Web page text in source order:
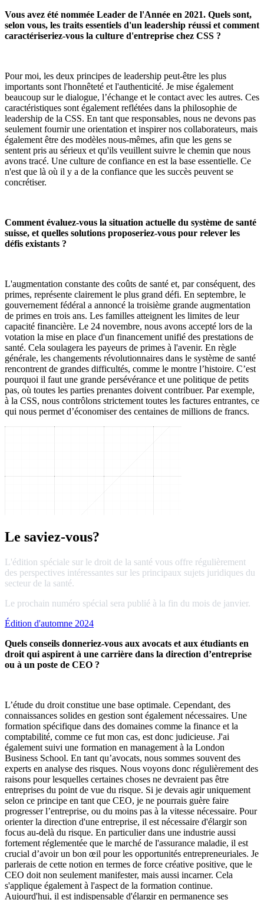
Vous avez été nommée Leader de l'Année en 2021. Quels sont,
selon vous, les traits essentiels d'un leadership réussi et comment
caractériseriez-vous la culture d'entreprise chez CSS ?
Pour moi, les deux principes de leadership peut-être les plus
importants sont l'honnêteté et l'authenticité. Je mise également
beaucoup sur le dialogue, l’échange et le contact avec les autres. Ces
caractéristiques sont également reflétées dans la philosophie de
leadership de la CSS. En tant que responsables, nous ne devons pas
seulement fournir une orientation et inspirer nos collaborateurs, mais
également être des modèles nous-mêmes, afin que les gens se
sentent pris au sérieux et qu'ils veuillent suivre le chemin que nous
avons tracé. Une culture de confiance en est la base essentielle. Ce
n'est que là où il y a de la confiance que les succès peuvent se
concrétiser.
Comment évaluez-vous la situation actuelle du système de santé
suisse, et quelles solutions proposeriez-vous pour relever les
défis existants ?
L'augmentation constante des coûts de santé et, par conséquent, des
primes, représente clairement le plus grand défi. En septembre, le
gouvernement fédéral a annoncé la troisième grande augmentation
de primes en trois ans. Les familles atteignent les limites de leur
capacité financière. Le 24 novembre, nous avons accepté lors de la
votation la mise en place d'un financement unifié des prestations de
santé. Cela soulagera les payeurs de primes à l'avenir. En règle
générale, les changements révolutionnaires dans le système de santé
rencontrent de grandes difficultés, comme le montre l’histoire. C’est
pourquoi il faut une grande persévérance et une politique de petits
pas, où toutes les parties prenantes doivent contribuer. Par exemple,
à la CSS, nous contrôlons strictement toutes les factures entrantes, ce
qui nous permet d’économiser des centaines de millions de francs.
Le saviez-vous?
L'édition spéciale sur le droit de la santé vous offre régulièrement
des perspectives intéressantes sur les principaux sujets juridiques du
secteur de la santé.
Le prochain numéro spécial sera publié à la fin du mois de janvier.
Édition d'automne 2024
Quels conseils donneriez-vous aux avocats et aux étudiants en
droit qui aspirent à une carrière dans la direction d’entreprise
ou à un poste de CEO ?
L’étude du droit constitue une base optimale. Cependant, des
connaissances solides en gestion sont également nécessaires. Une
formation spécifique dans des domaines comme la finance et la
comptabilité, comme ce fut mon cas, est donc judicieuse. J'ai
également suivi une formation en management à la London
Business School. En tant qu’avocats, nous sommes souvent des
experts en analyse des risques. Nous voyons donc régulièrement des
raisons pour lesquelles certaines choses ne devraient pas être
entreprises du point de vue du risque. Si je devais agir uniquement
selon ce principe en tant que CEO, je ne pourrais guère faire
progresser l’entreprise, ou du moins pas à la vitesse nécessaire. Pour
orienter la direction d'une entreprise, il est nécessaire d'élargir son
focus au-delà du risque. En particulier dans une industrie aussi
fortement réglementée que le marché de l'assurance maladie, il est
crucial d’avoir un bon œil pour les opportunités entrepreneuriales. Je
parlerais de cette notion en termes de force créative positive, que le
CEO doit non seulement manifester, mais aussi incarner. Cela
s'applique également à l'aspect de la formation continue.
Aujourd'hui, il est indispensable d'élargir en permanence ses